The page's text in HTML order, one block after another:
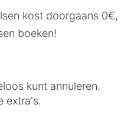
kost doorgaans
boeken!
kunt annuleren.
extra's.